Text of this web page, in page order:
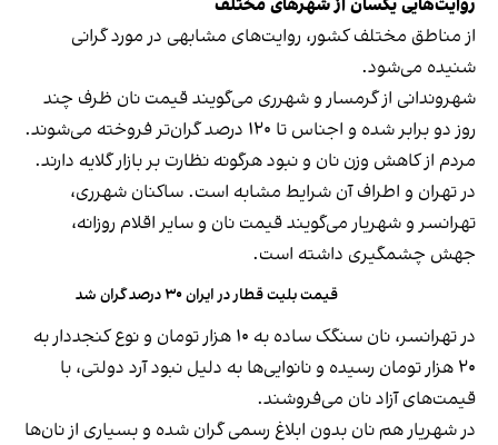
روایت‌هایی یکسان از شهرهای مختلف
از مناطق مختلف کشور، روایت‌های مشابهی در مورد گرانی
شنیده می‌شود.
شهروندانی از گرمسار و شهرری می‌گویند قیمت نان ظرف چند
روز دو برابر شده و اجناس تا ۱۲۰ درصد گران‌تر فروخته می‌شوند.
مردم از کاهش وزن نان و نبود هرگونه نظارت بر بازار گلایه دارند.
در تهران و اطراف آن شرایط مشابه است. ساکنان شهرری،
تهرانسر و شهریار می‌گویند قیمت نان و سایر اقلام روزانه،
جهش چشمگیری داشته است.
قیمت بلیت قطار در ایران ۳۰ درصد گران شد
در تهرانسر، نان سنگک ساده به ۱۰ هزار تومان و نوع کنجددار به
۲۰ هزار تومان رسیده و نانوایی‌ها به دلیل نبود آرد دولتی، با
قیمت‌های آزاد نان می‌فروشند.
در شهریار هم نان بدون ابلاغ رسمی گران شده و بسیاری از نان‌ها